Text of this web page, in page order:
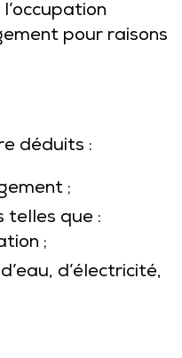
pour raisons
déduits :
;
telles que :
;
d’électricité,